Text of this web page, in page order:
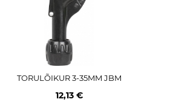
TORULÕIKUR 3-35MM JBM
12,13 €